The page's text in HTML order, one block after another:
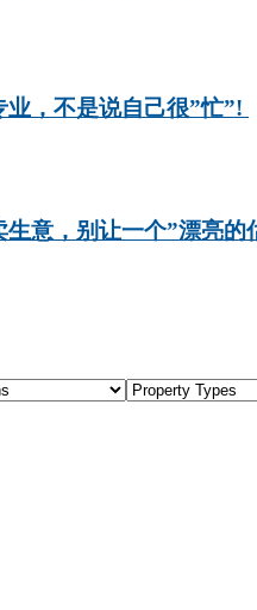
业，不是说自己很”忙”!
生意，别让一个”漂亮的